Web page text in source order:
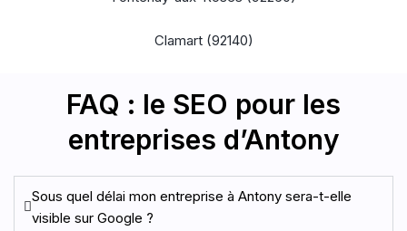
Clamart (92140)
FAQ : le SEO pour les
entreprises d’Antony
Sous quel délai mon entreprise à Antony sera-t-elle
visible sur Google ?